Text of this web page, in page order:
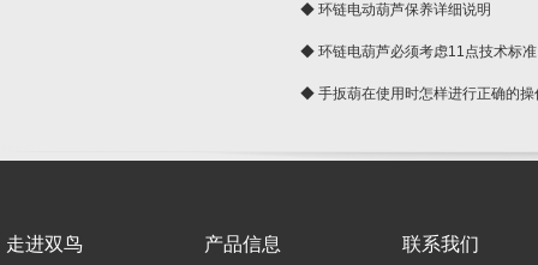
◆ 环链电动葫芦保养详细说明
◆ 环链电葫芦必须考虑11点技术标准
◆ 手扳葫在使用时怎样进行正确的操
走进双鸟 产品信息 联系我们